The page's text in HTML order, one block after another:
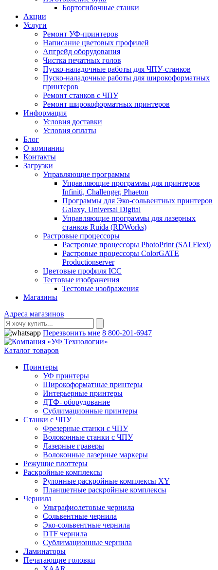
Бортогибочные станки
Акции
Услуги
Ремонт УФ-принтеров
Написание цветовых профилей
Апгрейд оборудования
Чистка печатных голов
Пуско-наладочные работы для ЧПУ-станков
Пуско-наладочные работы для широкоформатных
принтеров
Ремонт станков с ЧПУ
Ремонт широкоформатных принтеров
Информация
Условия доставки
Условия оплаты
Блог
О компании
Контакты
Загрузки
Управляющие программы
Управляющие программы для принтеров
Infiniti, Challenger, Phaeton
Программы для Эко-сольвентных принтеров
Galaxy, Universal Digital
Управляющие программы для лазерных
станков Ruida (RDWorks)
Растровые процессоры
Растровые процессоры PhotoPrint (SAI Flexi)
Растровые процессоры ColorGATE
Productionserver
Цветовые профиля ICC
Тестовые изображения
Тестовые изображения
Магазины
Адреса магазинов
Перезвонить мне 8 800-201-6947
Каталог товаров
Принтеры
УФ принтеры
Широкоформатные принтеры
Интерьерные принтеры
ДТФ- оборудование
Сублимационные принтеры
Станки с ЧПУ
Фрезерные станки с ЧПУ
Волоконные станки с ЧПУ
Лазерные граверы
Волоконные лазерные маркеры
Режущие плоттеры
Раскройные комплексы
Рулонные раскройные комплексы XY
Планшетные раскройные комплексы
Чернила
Ультрафиолетовые чернила
Сольвентные чернила
Эко-сольвентные чернила
DTF чернила
Сублимационные чернила
Ламинаторы
Печатающие головки